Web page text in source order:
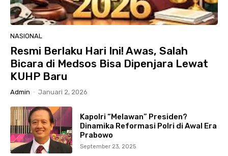
NASIONAL
Resmi Berlaku Hari Ini! Awas, Salah
Bicara di Medsos Bisa Dipenjara Lewat
KUHP Baru
Admin - Januari 2, 2026
Kapolri “Melawan” Presiden?
Dinamika Reformasi Polri di Awal Era
Prabowo
September 23, 2025